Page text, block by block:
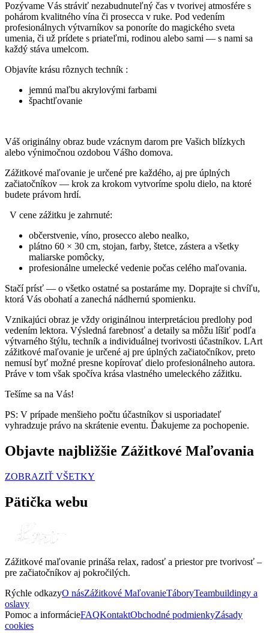
Pozývame Vás stráviť nezabudnuteľný čas v tvorivej atmosfére s
pohárom kvalitného vína či prosecca v ruke. Pod vedením
profesionálnych výtvarníkov sa ponoríte do magického sveta
umenia, či už prídete s priateľmi, rodinou alebo sami — s nami sa
každý stáva umelcom.
Objavíte krásu rôznych techník :
jemnú maľbu akrylovými farbami
špachtľovanie
Váš originálny obraz bude vzácnym darom pre Vašich blízkych
alebo výnimočnou ozdobou Vášho domova.
Zážitkové maľovanie je určené pre každého, aj pre úplných
začiatočníkov — krok za krokom vytvoríme spolu dielo, na ktoré
budete právom hrdí.
V cene zážitku je zahrnuté:
občerstvenie, víno, prosecco alebo nealko,
plátno 60 × 30 cm, stojan, farby, štetce, zástera a všetky
maliarske pomôcky,
profesionálne umelecké vedenie počas celého maľovania.
Stačí prísť — o všetko ostatné sa postaráme my. Doprajte si chvíľu,
ktorá Vás obohatí a zanechá nádhernú spomienku.
Vznikajúci obraz je vždy originálnou interpretáciou predlohy pod
vedením lektora. Výsledná farebnosť a detaily sa môžu líšiť podľa
výtvarného štýlu, techník a individuálnej tvorivosti účastníkov. LArt
zážitkové maľovanie je určené aj pre úplných začiatočníkov, preto
nemusí byť možné presne kopírovať dielo profesionálneho autora.
Práve v tom však spočíva krása vlastného umeleckého zážitku.
Tešíme sa na Vás!
PS: V prípade menšieho počtu účastníkov si usporiadateľ
vyhradzuje právo na skrátenie eventu. Ďakujeme za pochopenie.
Objavte najbližšie Zážitkové Maľovania
ZOBRAZIŤ VŠETKY
Pätička webu
Zážitkové maľovanie prináša relax, radosť a priestor pre tvorivosť –
pre začiatočníkov aj pokročilých.
Rýchle odkazyO násZážitkové MaľovanieTáboryTeambuildingy a
oslavy
Pomoc a informácieFAQKontaktObchodné podmienkyZásady
cookies